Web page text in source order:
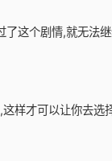
这个剧情,就无法
样才可以让你去